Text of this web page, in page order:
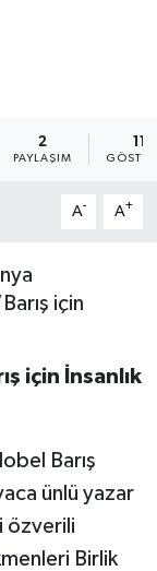
2
PAYLAŞIM
11
A- A+
için
için İnsanlık
Barış
ünlü yazar
özverili
Birlik